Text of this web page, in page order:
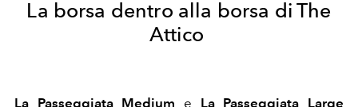
La borsa dentro alla borsa di The
Attico
La Passeggiata Medium e La Passeggiata Large